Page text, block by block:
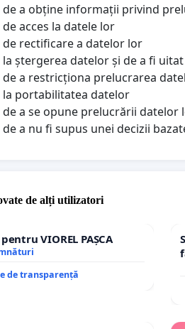
a obține informații privind
acces la datele lor
rectificare a datelor lor
ștergerea datelor și de a fi uitat
a restricționa prelucrarea
portabilitatea datelor
a se opune prelucrării datelor
a nu fi supus unei decizii
de alți utilizatori
VIOREL PAȘCA
de transparență